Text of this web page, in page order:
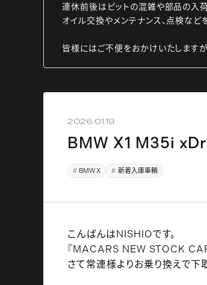
連休前後はピットの混雑や部品の入
オイル交換やメンテナンス、点検な
皆様にはご不便をおかけいたします
2026.01.19
BMW X1 M35i
BMW X 新着入庫車輌
こんばんはNISHIOです。
『MACARS NEW STOCK
さて常連様よりお乗り換えで